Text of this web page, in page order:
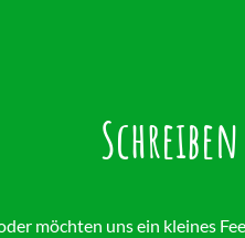
möchten uns ein kleines